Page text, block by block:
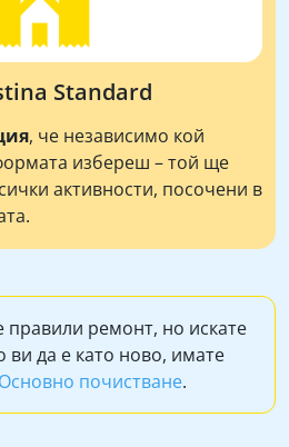
Standard
, че независимо кой
избереш – той ще
активности, посочени в
правили ремонт, но искате
да е като ново, имате
Основно почистване.